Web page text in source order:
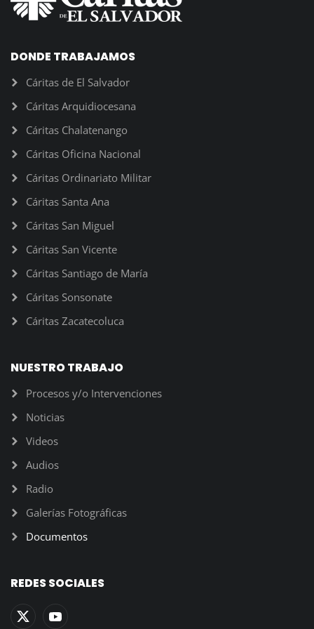
DONDE TRABAJAMOS
Cáritas de El Salvador
Cáritas Arquidiocesana
Cáritas Chalatenango
Cáritas Oficina Nacional
Cáritas Ordinariato Militar
Cáritas Santa Ana
Cáritas San Miguel
Cáritas San Vicente
Cáritas Santiago de María
Cáritas Sonsonate
Cáritas Zacatecoluca
NUESTRO TRABAJO
Procesos y/o Intervenciones
Noticias
Videos
Audios
Radio
Galerías Fotográficas
Documentos
REDES SOCIALES